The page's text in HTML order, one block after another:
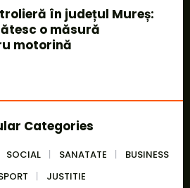
în județul Mureș:
o măsură
motorină
Categories
SOCIAL SANATATE
BUSINESS
JUSTITIE